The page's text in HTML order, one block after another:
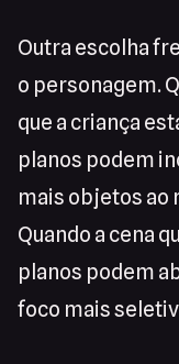
Outra escolha
o personagem.
que a criança
planos podem
mais objetos ao
Quando a cena
planos podem
foco mais